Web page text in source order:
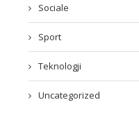
Sociale
Sport
Teknologji
Uncategorized